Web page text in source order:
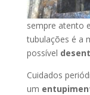
sempre atento
tubulações é a
possível
Cuidados
um